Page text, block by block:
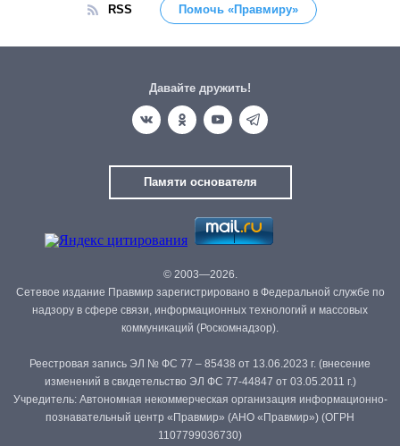
RSS Помочь «Правмиру»
Давайте дружить!
Памяти основателя
© 2003—2026.
Сетевое издание Правмир зарегистрировано в Федеральной службе по
надзору в сфере связи, информационных технологий и массовых
коммуникаций (Роскомнадзор).
Реестровая запись ЭЛ № ФС 77 – 85438 от 13.06.2023 г. (внесение
изменений в свидетельство ЭЛ ФС 77-44847 от 03.05.2011 г.)
Учредитель: Автономная некоммерческая организация информационно-
познавательный центр «Правмир» (АНО «Правмир») (ОГРН
1107799036730)